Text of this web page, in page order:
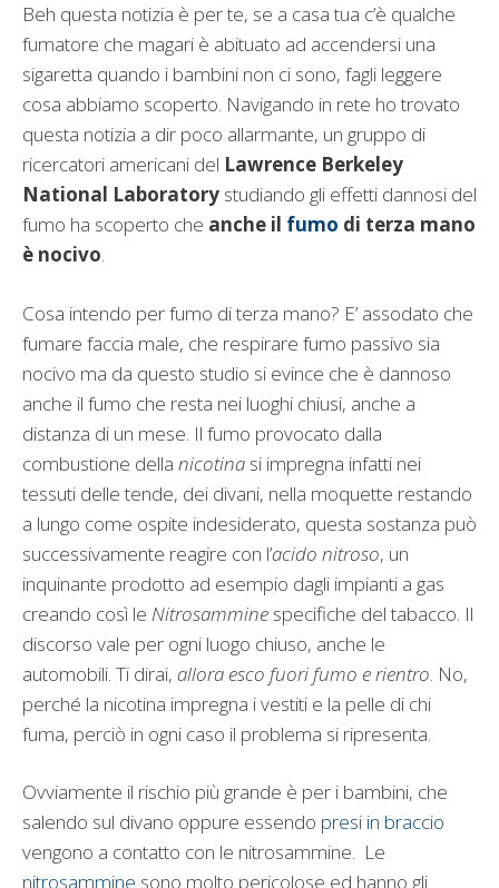
Beh questa notizia è per te, se a casa tua c’è qualche
fumatore che magari è abituato ad accendersi una
sigaretta quando i bambini non ci sono, fagli leggere
cosa abbiamo scoperto. Navigando in rete ho trovato
questa notizia a dir poco allarmante, un gruppo di
ricercatori americani del Lawrence Berkeley
National Laboratory studiando gli effetti dannosi del
fumo ha scoperto che anche il fumo di terza mano
è nocivo.
Cosa intendo per fumo di terza mano? E’ assodato che
fumare faccia male, che respirare fumo passivo sia
nocivo ma da questo studio si evince che è dannoso
anche il fumo che resta nei luoghi chiusi, anche a
distanza di un mese. Il fumo provocato dalla
combustione della nicotina si impregna infatti nei
tessuti delle tende, dei divani, nella moquette restando
a lungo come ospite indesiderato, questa sostanza può
successivamente reagire con l’acido nitroso, un
inquinante prodotto ad esempio dagli impianti a gas
creando così le Nitrosammine specifiche del tabacco. Il
discorso vale per ogni luogo chiuso, anche le
automobili. Ti dirai, allora esco fuori fumo e rientro. No,
perché la nicotina impregna i vestiti e la pelle di chi
fuma, perciò in ogni caso il problema si ripresenta.
Ovviamente il rischio più grande è per i bambini, che
salendo sul divano oppure essendo presi in braccio
vengono a contatto con le nitrosammine. Le
nitrosammine sono molto pericolose ed hanno gli